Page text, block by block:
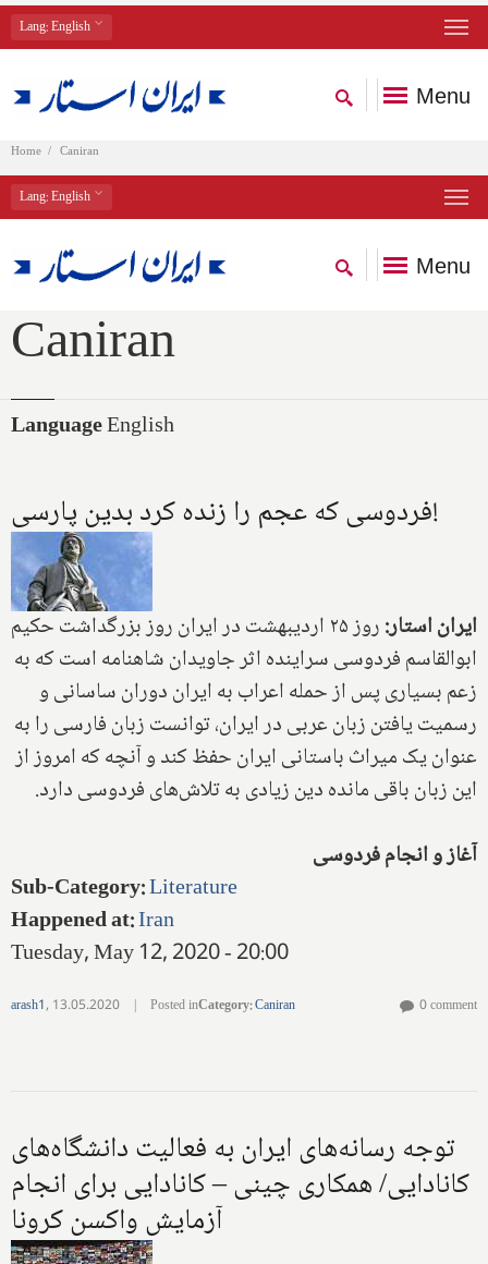
Lang: English
Menu
Home Caniran
Lang: English
Menu
Caniran
LanguageEnglish
فردوسی که عجم را زنده کرد بدین پارسی!
ایران استار:
روز ۲۵ اردیبهشت در ایران روز بزرگداشت حکیم
ابوالقاسم فردوسی سراینده اثر جاویدان شاهنامه است که به
زعم بسیاری پس از حمله اعراب به ایران دوران ساسانی و
رسمیت یافتن زبان عربی در ایران، توانست زبان فارسی را به
عنوان یک میراث باستانی ایران حفظ کند و آنچه که امروز از
این زبان باقی مانده دین زیادی به تلاش‌های فردوسی دارد.
آغاز و انجام فردوسی
Sub-Category:Literature
Happened at:Iran
Tuesday, May 12, 2020 - 20:00
arash1, 13.05.2020 | Posted inCategory:Caniran 0 comment
توجه رسانه‌های ایران به فعالیت دانشگاه‌های
کانادایی/ همکاری چینی – کانادایی برای انجام
آزمایش واکسن کرونا